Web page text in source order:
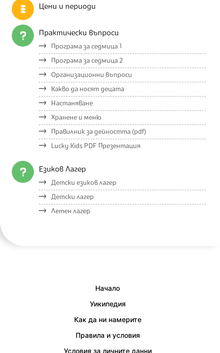
Цени и периоди
Практически въпроси
Програма за седмица 1
Програма за седмица 2
Организационни въпроси
Какво да носят децата
Настаняване
Хранене и меню
Правилник за дейността (pdf)
Lucky Kids PDF Презентация
Езиков Лагер
Детски езиков лагер
Детски лагер
Летен лагер
Начало
Уикипедия
Как да ни намерите
Правила и условия
Условия за личните данни